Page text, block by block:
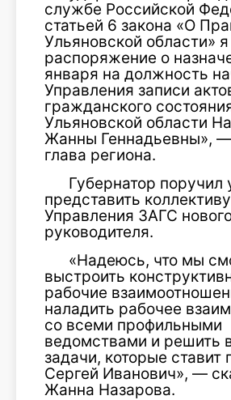
службе Российской
статьей 6 закона «О
Ульяновской области»
распоряжение о
января на должность
Управления записи
гражданского
Ульяновской области
Жанны Геннадьевны»,
глава региона.
Губернатор поручил
представить коллективу
Управления ЗАГС
руководителя.
«Надеюсь, что мы
выстроить
рабочие
наладить рабочее
со всеми профильными
ведомствами и решить
задачи, которые ставит
Сергей Иванович», —
Жанна Назарова.